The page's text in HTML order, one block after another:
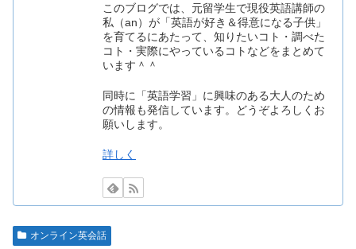
このブログでは、元留学生で現役英語講師の
私（an）が「英語が好き＆得意になる子供」
を育てるにあたって、知りたいコト・調べた
コト・実際にやっているコトなどをまとめて
います＾＾
同時に「英語学習」に興味のある大人のため
の情報も発信しています。どうぞよろしくお
願いします。
詳しく
オンライン英会話